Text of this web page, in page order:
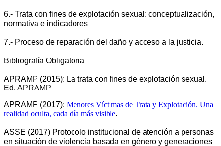
6.- Trata con fines de explotación sexual: conceptualización,
normativa e indicadores
7.- Proceso de reparación del daño y acceso a la justicia.
Bibliografía Obligatoria
APRAMP (2015): La trata con fines de explotación sexual.
Ed. APRAMP
APRAMP (2017): Menores Víctimas de Trata y Explotación. Una
realidad oculta, cada día más visible.
ASSE (2017) Protocolo institucional de atención a personas
en situación de violencia basada en género y generaciones